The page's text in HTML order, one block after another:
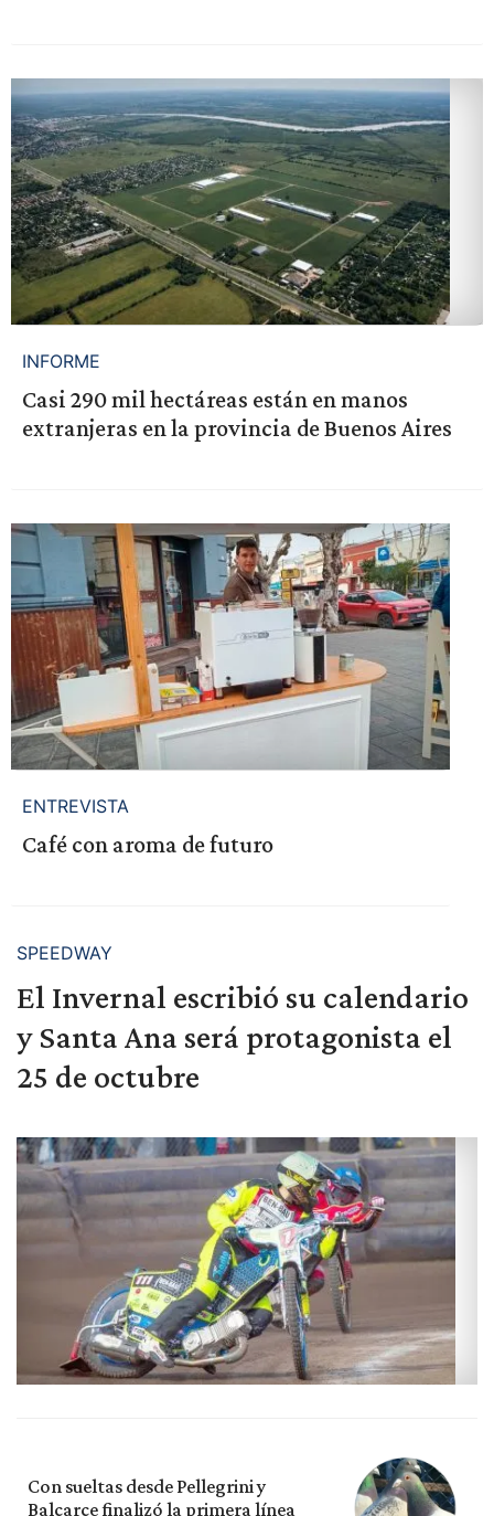
INFORME
Casi 290 mil hectáreas están en manos
extranjeras en la provincia de Buenos Aires
ENTREVISTA
Café con aroma de futuro
SPEEDWAY
El Invernal escribió su calendario
y Santa Ana será protagonista el
25 de octubre
Con sueltas desde Pellegrini y
Balcarce finalizó la primera línea